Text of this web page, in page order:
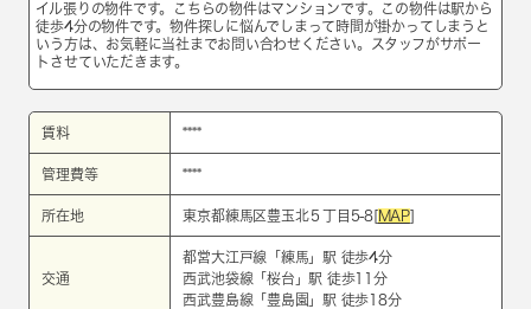
イル張りの物件です。こちらの物件はマンションです。この物件は駅から
徒歩4分の物件です。物件探しに悩んでしまって時間が掛かってしまうと
いう方は、お気軽に当社までお問い合わせください。スタッフがサポー
トさせていただきます。
賃料 ****
管理費等 ****
所在地 東京都練馬区豊玉北５丁目5-8[ MAP]
交通
都営大江戸線 「 練馬 」駅 徒歩4分
西武池袋線 「桜台 」駅 徒歩11分
西武豊島線 「豊島園 」駅 徒歩18分